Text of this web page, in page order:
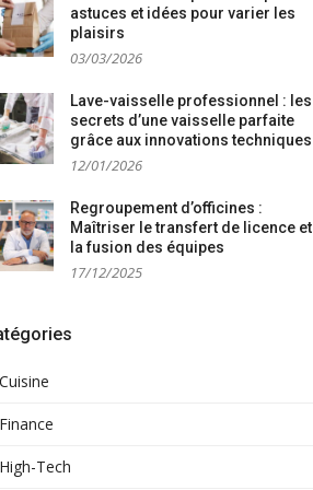
astuces et idées pour varier les
plaisirs
03/03/2026
Lave-vaisselle professionnel : les
secrets d’une vaisselle parfaite
grâce aux innovations techniques
12/01/2026
Regroupement d’officines :
Maîtriser le transfert de licence et
la fusion des équipes
17/12/2025
Cuisine
Finance
High-Tech